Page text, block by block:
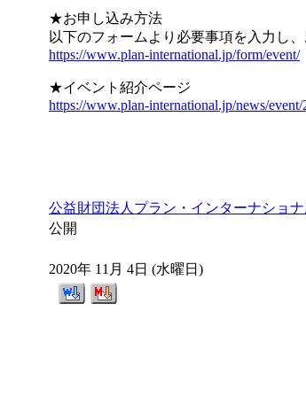
★お申し込み方法
以下のフォームより必要事項を入力し、
https://www.plan-international.jp/form/event/
★イベント紹介ページ
https://www.plan-international.jp/news/
公益財団法人プラン・インターナショ
公開
2020年 11月 4日 (水曜日)